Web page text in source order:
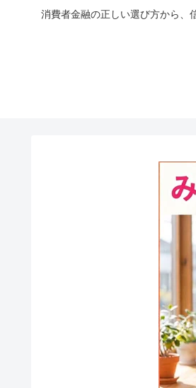
消費者金融の正しい選び方から、